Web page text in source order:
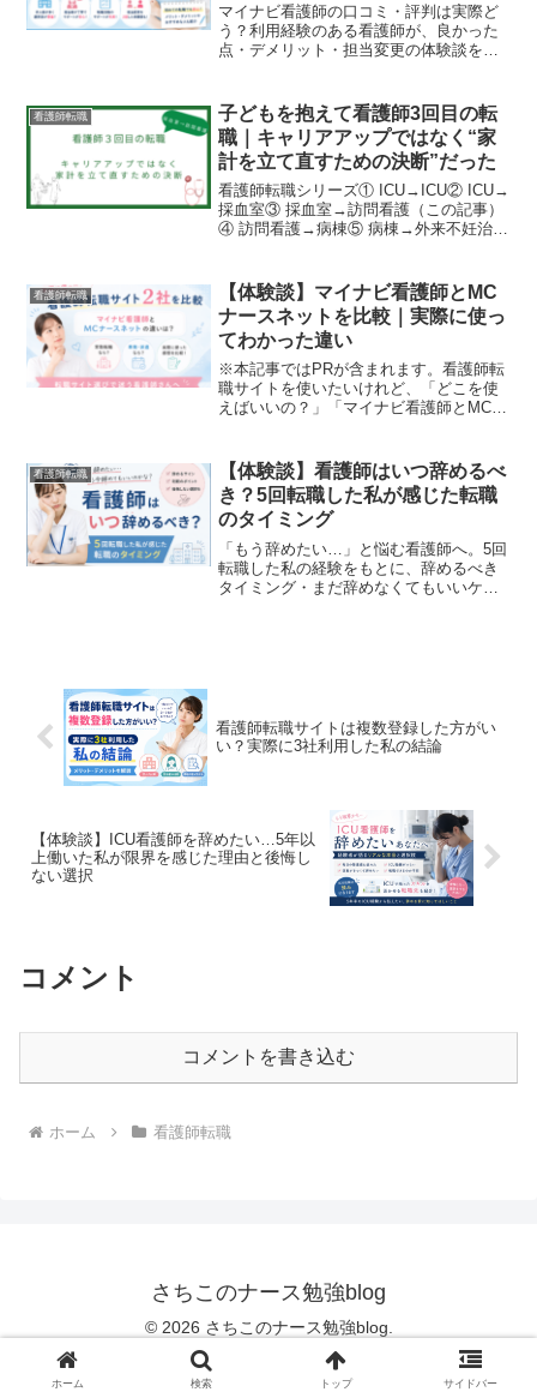
マイナビ看護師の口コミ・評判は実際ど
う？利用経験のある看護師が、良かった
点・デメリット・担当変更の体験談を紹
看護師転職
子どもを抱えて看護師3回目の転
職｜キャリアアップではなく“家
計を立て直すための決断”だった
看護師転職シリーズ① ICU→ICU② ICU→
採血室③ 採血室→訪問看護（この記事）
④ 訪問看護→病棟⑤ 病棟→外来不妊治療
た命。出産後、改めて通帳を見たとき、
正直言...
看護師転職
【体験談】マイナビ看護師とMC
ナースネットを比較｜実際に使っ
てわかった違い
※本記事ではPRが含まれます。看護師転
職サイトを使いたいけれど、「どこを使
えばいいの？」「マイナビ看護師とMCナ
して転職活動をした経験があります。結
論から言うと、結論か...
看護師転職
【体験談】看護師はいつ辞めるべ
き？5回転職した私が感じた転職
のタイミング
「もう辞めたい…」と悩む看護師へ。5回
転職した私の経験をもとに、辞めるべき
タイミング・まだ辞めなくてもいいケー
看護師転職サイトは複数登録した方がい
い？実際に3社利用した私の結論
【体験談】ICU看護師を辞めたい…5年以
上働いた私が限界を感じた理由と後悔し
ない選択
コメント
コメントを書き込む
ホーム 看護師転職
さちこのナース勉強blog
© 2026 さちこのナース勉強blog.
ホーム 検索 トップ サイドバー